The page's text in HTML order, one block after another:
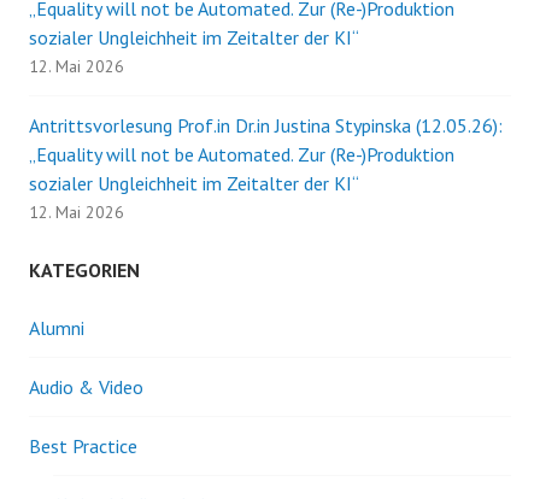
„Equality will not be Automated. Zur (Re-)Produktion
sozialer Ungleichheit im Zeitalter der KI“
12. Mai 2026
Antrittsvorlesung Prof.in Dr.in Justina Stypinska (12.05.26):
„Equality will not be Automated. Zur (Re-)Produktion
sozialer Ungleichheit im Zeitalter der KI“
12. Mai 2026
KATEGORIEN
Alumni
Audio & Video
Best Practice